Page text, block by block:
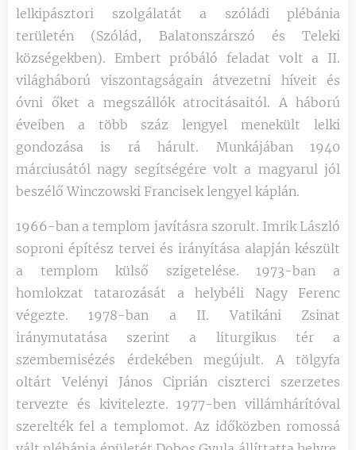
lelkipásztori szolgálatát a szóládi plébánia
területén (Szólád, Balatonszárszó és Teleki
községekben). Embert próbáló feladat volt a II.
világháború viszontagságain átvezetni híveit és
óvni őket a megszállók atrocitásaitól. A háború
éveiben a több száz lengyel menekült lelki
gondozása is rá hárult. Munkájában 1940
márciusától nagy segítségére volt a magyarul jól
beszélő Winczowski Francisek lengyel káplán.
1966-ban a templom javításra szorult. Imrik László
soproni építész tervei és irányítása alapján készült
a templom külső szigetelése. 1973-ban a
homlokzat tatarozását a helybéli Nagy Ferenc
végezte. 1978-ban a II. Vatikáni Zsinat
iránymutatása szerint a liturgikus tér a
szembemisézés érdekében megújult. A tölgyfa
oltárt Velényi János Ciprián ciszterci szerzetes
tervezte és kivitelezte. 1977-ben villámhárítóval
szerelték fel a templomot. Az időközben romossá